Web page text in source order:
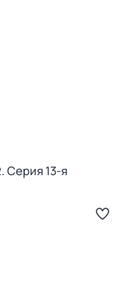
. Серия 13-я